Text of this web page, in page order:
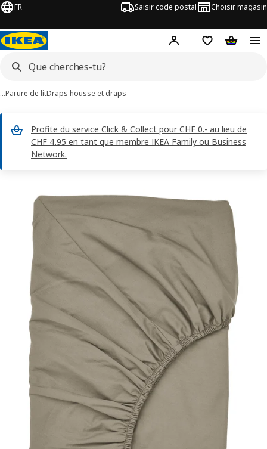
FR Saisir code postal Choisir magasin
Hej! Connecte-toi
Liste d'achats
Panier
…Parure de litDraps housse et draps
Profite du service Click & Collect pour CHF 0.- au lieu de
CHF 4.95 en tant que membre IKEA Family ou Business
Network.
de 4 ULLVIDE
images